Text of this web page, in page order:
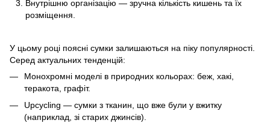
Внутрішню організацію — зручна кількість кишень та їх
розміщення.
У цьому році поясні сумки залишаються на піку популярності.
Серед актуальних тенденцій:
Монохромні моделі в природних кольорах: беж, хакі,
теракота, графіт.
Upcycling — сумки з тканин, що вже були у вжитку
(наприклад, зі старих джинсів).